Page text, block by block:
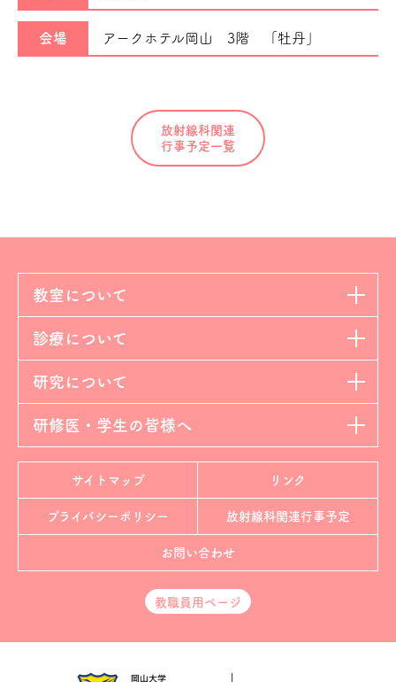
会場 アークホテル岡山 3階 「牡丹」
放射線科関連
行事予定一覧
教室について
診療について
研究について
研修医・学生の皆様へ
サイトマップ リンク
プライバシーポリシー 放射線科関連行事予定
お問い合わせ
教職員用ページ